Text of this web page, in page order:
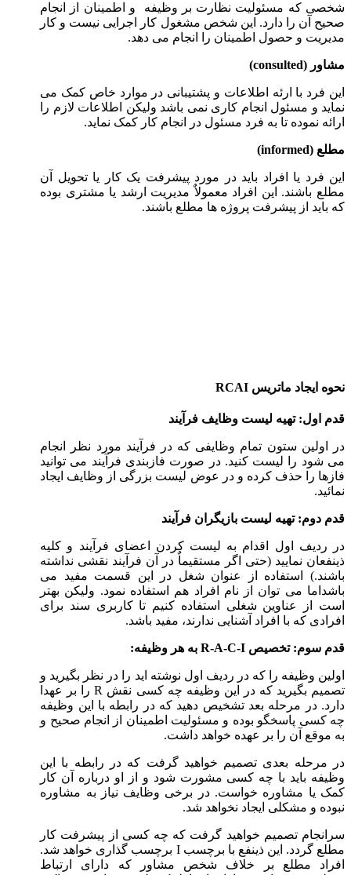
شخصی که مسئولیت نظارت بر وظیفه و اطمینان از انجام
صحیح آن را دارد. این شخص مشغول کار اجرایی نیست و کار
مدیریت و حصول اطمینان را انجام می دهد.
مشاور (consulted)
این فرد با ارئه اطلاعات و پشتیبانی در موارد خاص کمک می
نماید و مسئول انجام کاری نمی باشد ولیکن اطلاعات لازم را
ارائه نموده تا به فرد مسئول در انجام کار کمک نماید.
مطلع (informed)
این فرد یا افراد باید در مورد پیشرفت یک کار یا تحویل آن
مطلع باشند. این افراد معمولاٌ مدیریت ارشد یا مشتری بوده
که باید از پیشرفت پروژه ها مطلع باشند.
نحوه ایجاد ماتریس RCAI
قدم اول: تهیه لیست وظایف فرآیند
در اولین ستون تمام وظایفی که در فرآیند مورد نظر انجام
می شود را لیست کنید. در صورت فازبندی فرآیند می توانید
فازها را حذف کرده و در عوض لیست بزرگی از وظایف ایجاد
نمائید.
قدم دوم: تهیه لیست بازیگران فرآیند
در ردیف اول اقدام به لیست کردن اعضای فرآیند و کلیه
ذینفعان نمایید (حتی اگر مستقیماٌ در آن فرآیند نقشی نداشته
باشند.) استفاده از عنوان شغل در این قسمت مفید می
باشداما می توان از نام افراد هم استفاده نمود. ولیکن بهتر
است از عناوین شغلی استفاده کنیم تا کاربری سند برای
افرادی که با افراد آشنایی ندارند، مفید باشد.
قدم سوم: تخصیص R-A-C-I به هر وظیفه:
اولین وظیفه را که در ردیف اول نوشته اید را در نظر بگیرید و
تصمیم بگیرید که در این وظیفه چه کسی نقش R را بر عهدا
دارد. در مرحله بعد تشخیص دهید که در رابطه با این وظیفه
چه کسی پاسخگو بوده و مسئولیت اطمینان از انجام صحیح و
به موقع آن را بر عهده خواهد داشت.
در مرحله بعدی تصمیم خواهید گرفت که در رابطه با این
وظیفه باید با چه کسی مشورت شود و از او درباره آن کار
کمک یا مشاوره خواست. در برخی وظایف نیاز به مشاوره
نبوده و مشکلی ایجاد نخواهد شد.
سرانجام تصمیم خواهید گرفت که چه کسی از پیشرفت کار
مطلع گردد. این ذینفع با برچسب I برچسب گذاری خواهد شد.
افراد مطلع بر خلاف شخص مشاور که دارای ارتباط